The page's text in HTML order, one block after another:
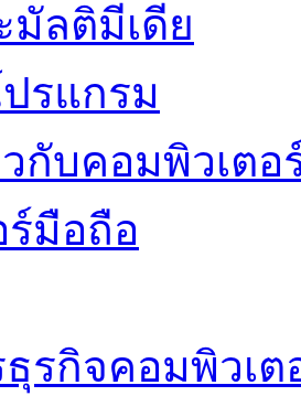
ลติมีเดีย
รแกรม
กับคอมพิวเตอ
มือถือ
รกิจคอมพิวเต